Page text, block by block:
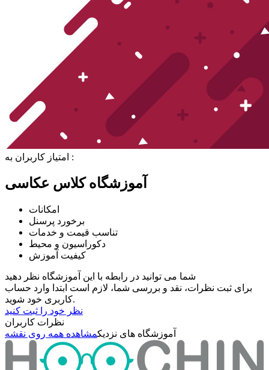
امتیاز کاربران به :
آموزشگاه کلاس عکاسی
امکانات
برخورد پرسنل
تناسب قیمت و خدمات
دکوراسیون و محیط
کیفیت آموزش
شما می توانید در رابطه با این آموزشگاه نظر دهید
برای ثبت نظرات، نقد و بررسی شما، لازم است ابتدا وارد حساب
کاربری خود شوید.
نظر خود را ثبت کنید
نظرات کاربران
آموزشگاه های نزدیکمشاهده همه روی نقشه